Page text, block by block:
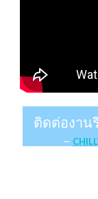
ติดต่องาน